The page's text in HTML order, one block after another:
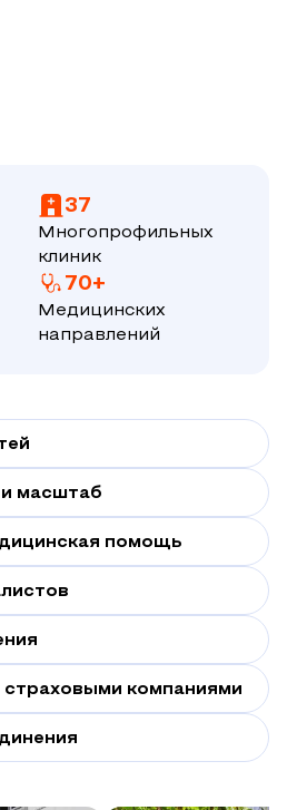
37
Многопрофильных
клиник
70+
Медицинских
направлений
и масштаб
помощь
страховыми компаниями